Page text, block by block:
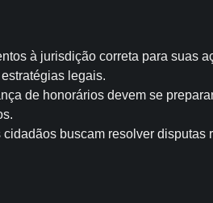
à jurisdição correta para suas
legais.
de honorários devem se
buscam resolver